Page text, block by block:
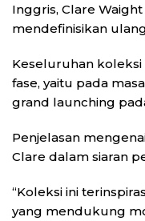
Inggris, Clare
mendefinisikan
Keseluruhan
fase, yaitu pada
grand launching
Penjelasan
Clare dalam siaran
“Koleksi ini
yang mendukung